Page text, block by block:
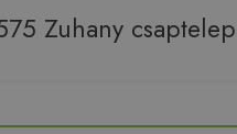
Zuhany csaptelep